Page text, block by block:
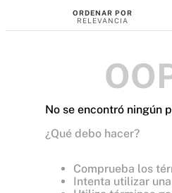
ORDENAR POR
RELEVANCIA
No se encontró ningún
¿Qué debo hacer?
Comprueba los
Intenta utilizar